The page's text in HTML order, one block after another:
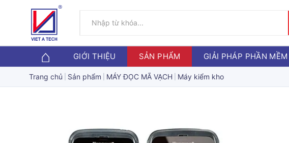
GIỚI THIỆU SẢN PHẨM GIẢI PHÁP PHẦN MỀM
Trang chủ Sản phẩm MÁY ĐỌC MÃ VẠCH Máy kiểm kho